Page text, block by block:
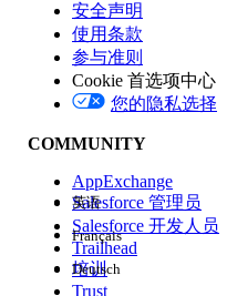
版本
体验
安全声明
使用条款
参与准则
Cookie 首选项中心
您的隐私选择
COMMUNITY
AppExchange
Salesforce 管理员
Salesforce 开发人员
Trailhead
培训
Trust
英语
Français
Deutsch